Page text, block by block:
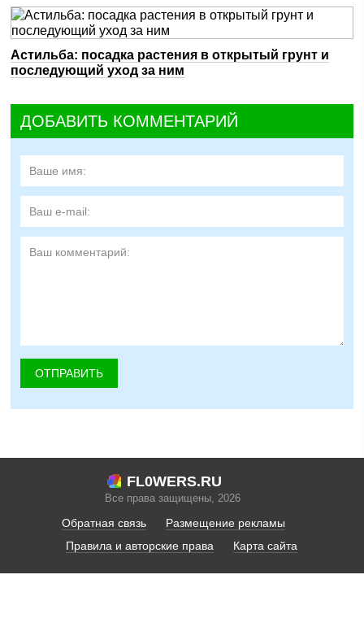
Астильба: посадка растения в открытый грунт и
последующий уход за ним
ДОБАВИТЬ КОММЕНТАРИЙ
FL0WERS.RU
Все права защищены, 2026
Обратная связь
Размещение рекламы
Правила и авторские права
Карта сайта